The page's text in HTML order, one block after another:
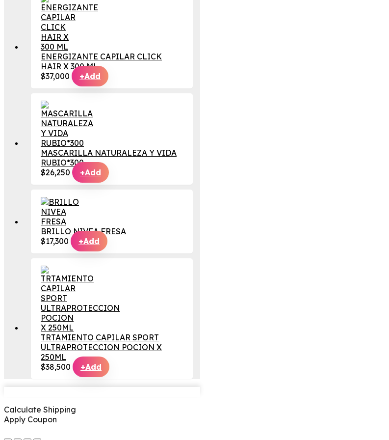
ENERGIZANTE CAPILAR CLICK
HAIR X 300 ML
$37,000 +Add
MASCARILLA NATURALEZA Y VIDA
RUBIO*300
$26,250 +Add
BRILLO NIVEA FRESA
$17,300 +Add
TRTAMIENTO CAPILAR SPORT
ULTRAPROTECCION POCION X
250ML
$38,500 +Add
Calculate Shipping
Apply Coupon